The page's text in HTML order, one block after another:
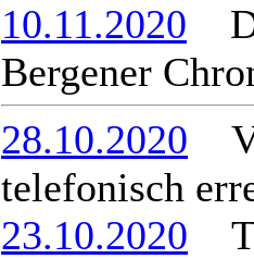
10.11.2020
Bergener
28.10.2020
telefonisch
23.10.2020